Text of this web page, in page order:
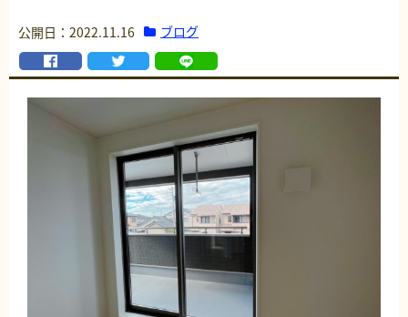
公開日：2022.11.16 ブログ